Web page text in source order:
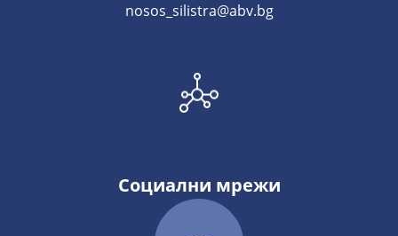
nosos_silistra@abv.bg
Социални мрежи